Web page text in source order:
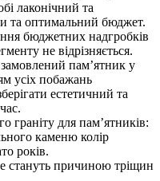
лаконічний та
та оптимальний бюджет.
бюджетних надгробків
не відрізняється.
пам’ятник у
усіх побажань
естетичний та
граніту для пам’ятників:
каменю колір
років.
стануть причиною тріщин